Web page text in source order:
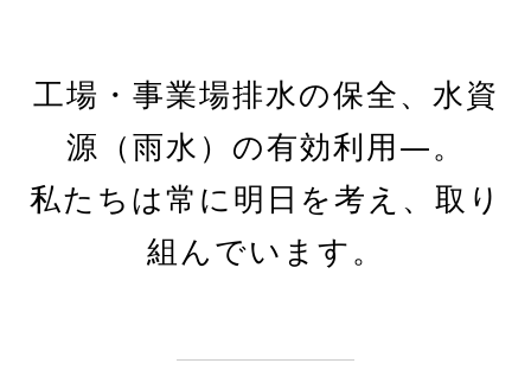
工場・事業場排水の保全、水資
源（雨水）の有効利用―。
私たちは常に明日を考え、取り
組んでいます。